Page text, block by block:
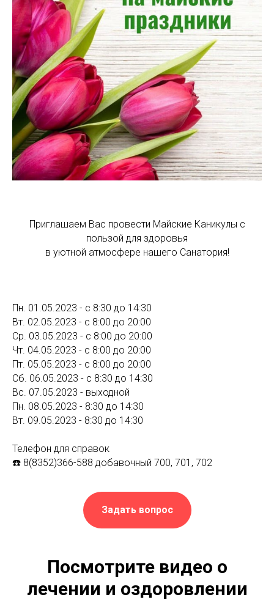
Приглашаем Вас провести Майские Каникулы с
пользой для здоровья
в уютной атмосфере нашего Санатория!
Пн. 01.05.2023 - с 8:30 до 14:30
Вт. 02.05.2023 - с 8:00 до 20:00
Ср. 03.05.2023 - с 8:00 до 20:00
Чт. 04.05.2023 - с 8:00 до 20:00
Пт. 05.05.2023 - с 8:00 до 20:00
Сб. 06.05.2023 - с 8:30 до 14:30
Вс. 07.05.2023 - выходной
Пн. 08.05.2023 - 8:30 до 14:30
Вт. 09.05.2023 - 8:30 до 14:30
Телефон для справок
☎️ 8(8352)366-588 добавочный 700, 701, 702
Задать вопрос
Посмотрите видео о
лечении и оздоровлении